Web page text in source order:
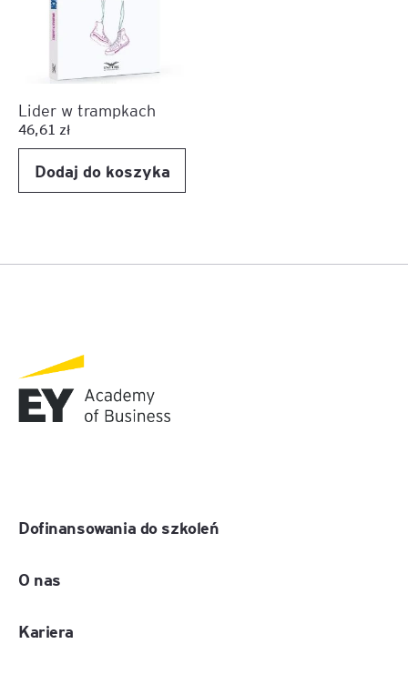
Lider w trampkach
46,61 zł
Dodaj do koszyka
Dofinansowania do szkoleń
O nas
Kariera